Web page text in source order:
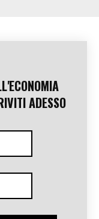
ADESSO